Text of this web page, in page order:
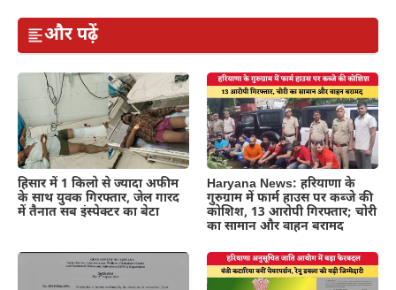
और पढ़ें
हिसार में 1 किलो से ज्यादा अफीम
के साथ युवक गिरफ्तार, जेल गारद
में तैनात सब इंस्पेक्टर का बेटा
Haryana News: हरियाणा के
गुरुग्राम में फार्म हाउस पर कब्जे की
कोशिश, 13 आरोपी गिरफ्तार; चोरी
का सामान और वाहन बरामद